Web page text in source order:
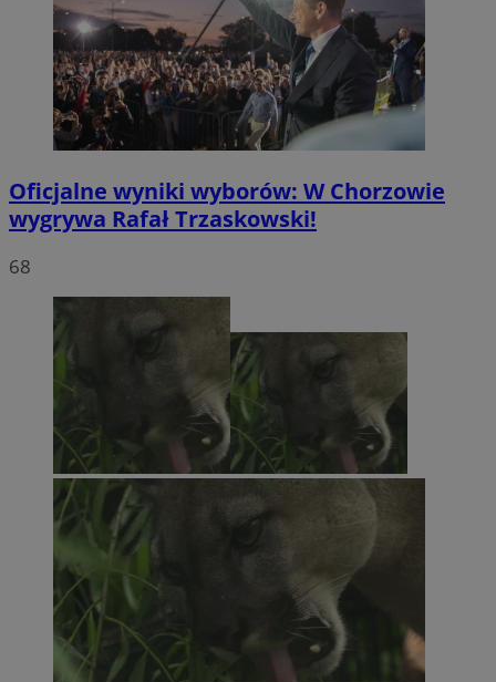
Oficjalne wyniki wyborów: W Chorzowie
wygrywa Rafał Trzaskowski!
68